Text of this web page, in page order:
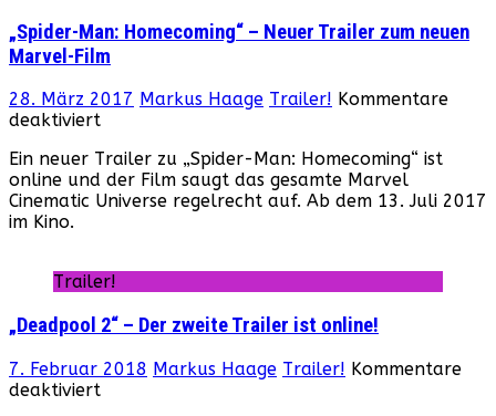
„Spider-Man: Homecoming“ – Neuer Trailer zum neuen
Marvel-Film
28. März 2017 Markus Haage Trailer! Kommentare
deaktiviertfür
Man:
Homecoming“
–
zum
neuen
Film
Ein neuer Trailer zu „Spider-Man: Homecoming“ ist
online und der Film saugt das gesamte Marvel
Cinematic Universe regelrecht auf. Ab dem 13. Juli 2017
im Kino.
Trailer!
„Deadpool 2“ – Der zweite Trailer ist online!
7. Februar 2018 Markus Haage Trailer! Kommentare
deaktiviert